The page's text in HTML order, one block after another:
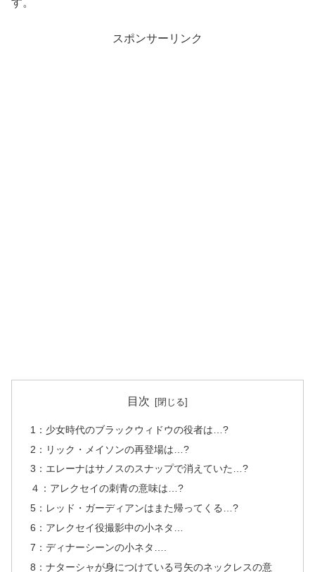
す。
スポンサーリンク
目次
1：少女時代のブラックウィドウの役者は…?
2：リック・メイソンの再登場は…?
3：エレーナはサノスのスナップで消えていた…?
４：アレクセイの刺青の意味は…?
5：レッド・ガーディアンはまた帰ってくる…?
6：アレクセイ役撮影中の小ネタ…
7：ディナーシーンの小ネタ….
8：ナターシャが身につけている弓矢のネックレスの意